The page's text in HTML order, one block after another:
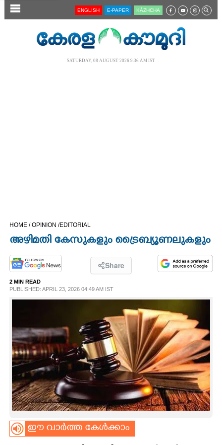
SECTIONS
OPINION
PHOTOS
SPIRITUAL
INFO+
ART
ASTRO
ENGLISH E-PAPER KĀZHCHA
SATURDAY, 08 AUGUST 2026 9.36 AM IST
HOME /OPINION /EDITORIAL
അഴിമതി കേസുകളും ട്രൈബ്യൂണലുകളും
Share
2 MIN READ
PUBLISHED: APRIL 23, 2026 04:49 AM IST
ഈ വാർത്ത കേൾക്കാം